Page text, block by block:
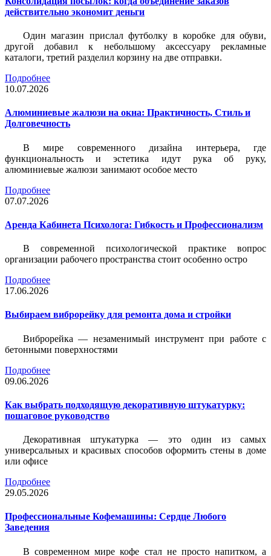
действительно экономит деньги
Один магазин прислал футболку в коробке для обуви,
другой добавил к небольшому аксессуару рекламные
каталоги, третий разделил корзину на две отправки.
Подробнее
10.07.2026
Алюминиевые жалюзи на окна: Практичность, Стиль и
Долговечность
В мире современного дизайна интерьера, где
функциональность и эстетика идут рука об руку,
алюминиевые жалюзи занимают особое место
Подробнее
07.07.2026
Аренда Кабинета Психолога: Гибкость и Профессионализм
В современной психологической практике вопрос
организации рабочего пространства стоит особенно остро
Подробнее
17.06.2026
Выбираем виброрейку для ремонта дома и стройки
Виброрейка — незаменимый инструмент при работе с
бетонными поверхностями
Подробнее
09.06.2026
Как выбрать подходящую декоративную штукатурку:
пошаговое руководство
Декоративная штукатурка — это один из самых
универсальных и красивых способов оформить стены в доме
или офисе
Подробнее
29.05.2026
Профессиональные Кофемашины: Сердце Любого
Заведения
В современном мире кофе стал не просто напитком, а